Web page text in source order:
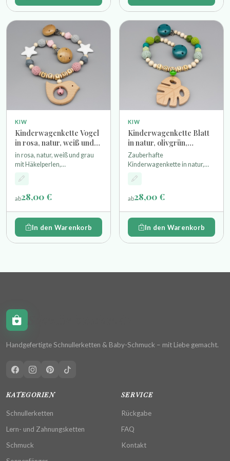
KIW
Kinderwagenkette Vogel
in rosa, natur, weiß und
grau
in rosa, natur, weiß und grau
mit Häkelperlen,
Hexagonperlen, Silikonsternen
als Motivperlen einem
Glöckchen und einem Vogel-
Anhänger aus Holz
ab28,00 €
In den Warenkorb
KIW
Kinderwagenkette Blatt
in natur, olivgrün,
lindgrün, mint und petrol
Zauberhafte
Kinderwagenkette in natur,
olivgrün, lindgrün, mint und
petrol mit Häkelperlen und
Hexagonperlen als
Motivperlen einem
Glöckchenen und einem Blatt-
Anhänger aus Holz
ab28,00 €
In den Warenkorb
Handgefertigte Schnullerketten & Baby-Schmuck – mit Liebe gemacht.
KATEGORIEN
Schnullerketten
Lern- und Zahnungsketten
Schmuck
SERVICE
Rückgabe
FAQ
Kontakt